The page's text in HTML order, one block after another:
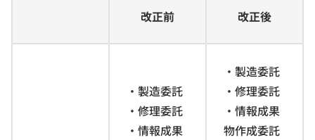
改正前 改正後
・製造委託
・修理委託
・情報成果
・製造委託
・修理委託
・情報成果
物作成委託